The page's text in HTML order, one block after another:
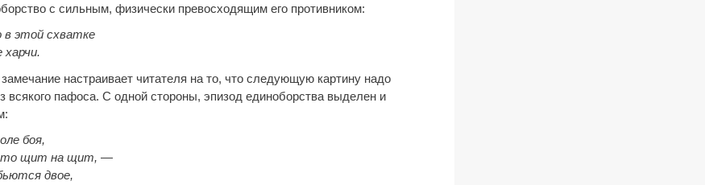
с сильным, физически превосходящим его противником:
в этой схватке
настраивает читателя на то, что следующую картину надо
всякого пафоса. С одной стороны, эпизод единоборства выделен и
боя,
что щит на щит, —
двое,